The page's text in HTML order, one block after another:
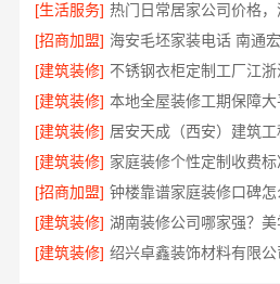
[生活服务]
[招商加盟] 海安毛坯家装电话 南通
[建筑装修]
[建筑装修]
[建筑装修]
[建筑装修]
[招商加盟]
[建筑装修]
[建筑装修]